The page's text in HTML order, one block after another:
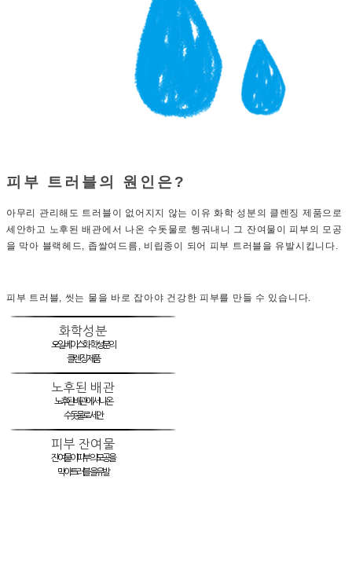
피부 트러블의 원인은?
아무리 관리해도 트러블이 없어지지 않는 이유 화학 성분의 클렌징 제품으로
세안하고 노후된 배관에서 나온 수돗물로 헹궈내니 그 잔여물이 피부의 모공
을 막아 블랙헤드, 좁쌀여드름, 비립종이 되어 피부 트러블을 유발시킵니다.
피부 트러블, 씻는 물을 바로 잡아야 건강한 피부를 만들 수 있습니다.
화학성분
오일베이스 화학성분의
클렌징 제품
노후된 배관
노후된 배관에서 나온
수돗물로 세안
피부 잔여물
잔여물이 피부의 모공을
막아 트러블을 유발